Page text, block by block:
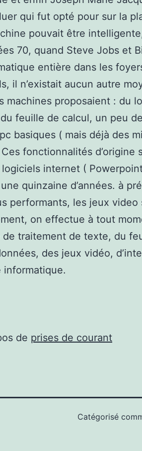
qui fut opté pour sur la
pouvait être
70, quand Steve Jobs et
entière dans les
il n’existait aucun autre
machines proposaient : du
feuille de calcul, un peu
basiques ( mais déjà des
fonctionnalités d’origine
logiciels internet (
quinzaine d’années. à
performants, les jeux video
on effectue à tout
traitement de texte, du
des jeux vidéo,
informatique.
de prises de courant
Catégorisé